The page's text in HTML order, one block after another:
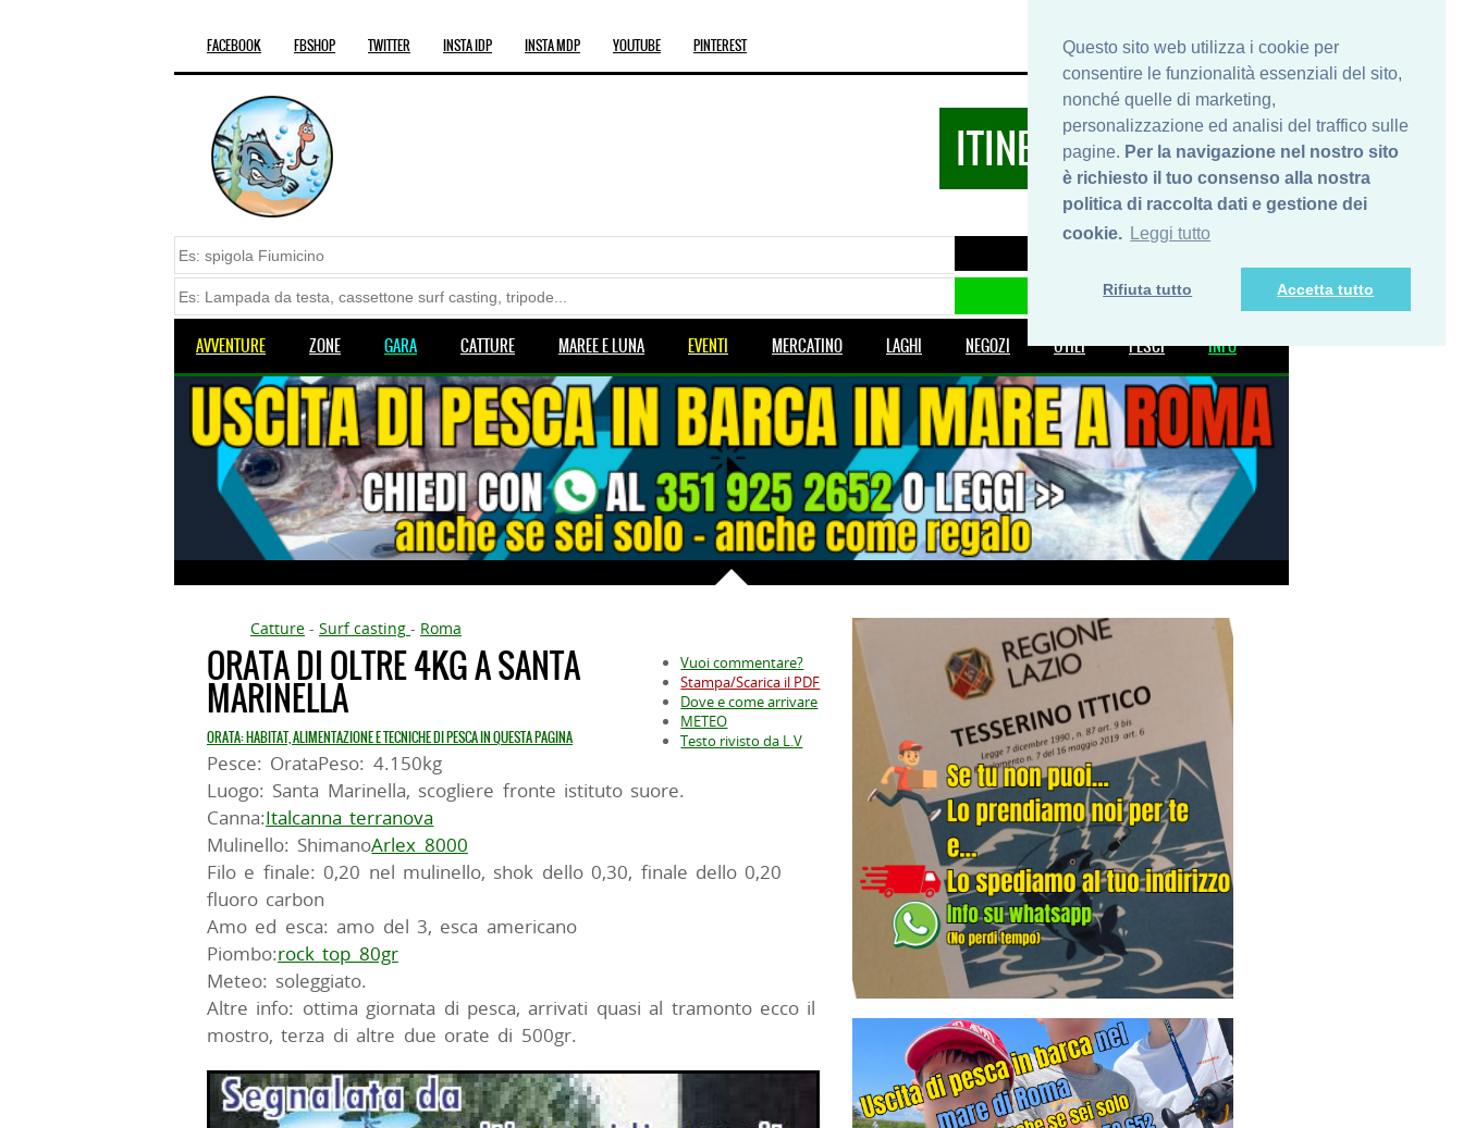
Questo sito web utilizza i cookie per
consentire le funzionalità essenziali del sito,
nonché quelle di marketing,
personalizzazione ed analisi del traffico sulle
pagine. Per la navigazione nel nostro sito
è richiesto il tuo consenso alla nostra
politica di raccolta dati e gestione dei
cookie. Leggi tutto
Rifiuta tutto Accetta tutto
FACEBOOK FBSHOP TWITTER INSTA IDP INSTA MDP YOUTUBE PINTEREST PRIVACY
SHOP
INFO
ITINERARIDIPESCA.IT
AVVENTURE ZONE GARA CATTURE MAREE E LUNA EVENTI MERCATINO LAGHI NEGOZI UTILI PESCI INFO
Catture - Surf casting - Roma
Vuoi commentare?
Stampa/Scarica il PDF
Dove e come arrivare
METEO
Testo rivisto da L.V
ORATA DI OLTRE 4KG A SANTA
MARINELLA
ORATA: HABITAT, ALIMENTAZIONE E TECNICHE DI PESCA IN QUESTA PAGINA
Pesce: OrataPeso: 4.150kg
Luogo: Santa Marinella, scogliere fronte istituto suore.
Canna:Italcanna terranova
Mulinello: ShimanoArlex 8000
Filo e finale: 0,20 nel mulinello, shok dello 0,30, finale dello 0,20
fluoro carbon
Amo ed esca: amo del 3, esca americano
Piombo:rock top 80gr
Meteo: soleggiato.
Altre info: ottima giornata di pesca, arrivati quasi al tramonto ecco il
mostro, terza di altre due orate di 500gr.